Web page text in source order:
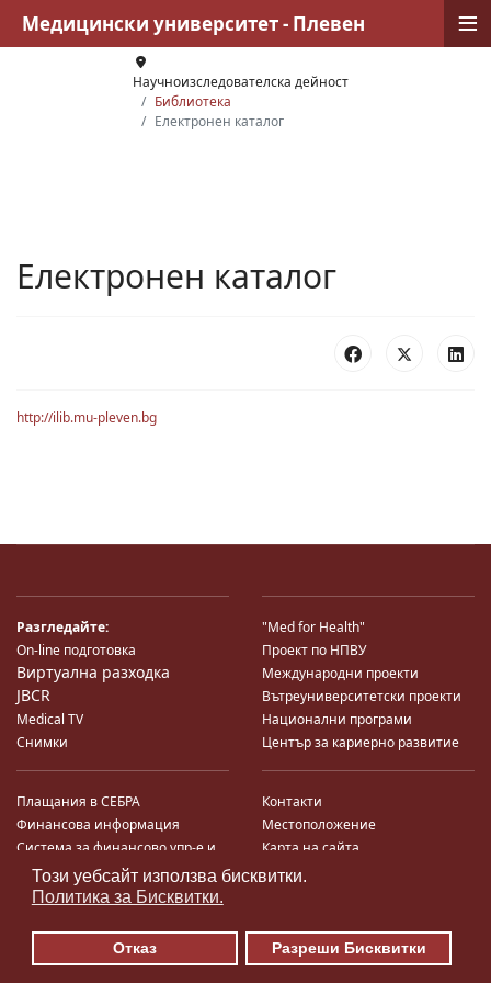
Този уебсайт използва бисквитки.
Политика за Бисквитки.
Отказ Разреши Бисквитки
Научноизследователска дейност
Библиотека
Електронен каталог
Електронен каталог
http://ilib.mu-pleven.bg
Разгледайте:
On-line подготовка
Виртуална разходка
JBCR
Medical TV
Снимки
"Med for Health"
Проект по НПВУ
Международни проекти
Вътреуниверситетски проекти
Национални програми
Център за кариерно развитие
Плащания в СЕБРА
Финансова информация
Система за финансово упр-е и
контрол
Профил на купувача
Контакти
Местоположение
Карта на сайта
Поща
Медицински университет - Плевен ≡